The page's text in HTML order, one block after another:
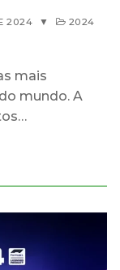
2024 ▼
2024
mais
mundo. A